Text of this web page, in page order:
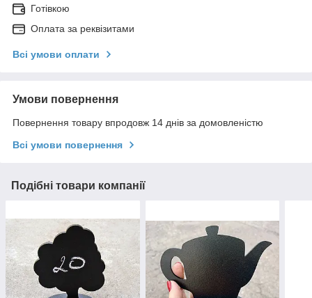
Готівкою
Оплата за реквізитами
Всі умови оплати
Умови повернення
Повернення товару впродовж 14 днів за домовленістю
Всі умови повернення
Подібні товари компанії